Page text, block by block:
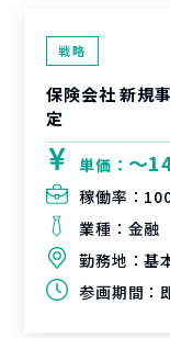
戦略
保険会社 新規
定
単価： 〜
稼働率：
業種： 金融
勤務地：基
参画期間：